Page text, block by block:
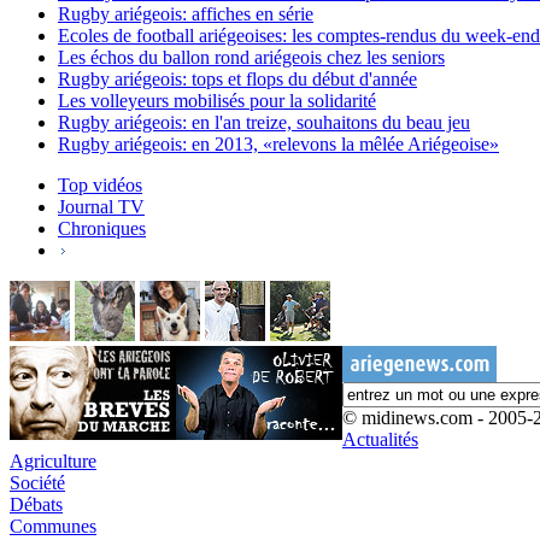
Rugby ariégeois: affiches en série
Ecoles de football ariégeoises: les comptes-rendus du week-end
Les échos du ballon rond ariégeois chez les seniors
Rugby ariégeois: tops et flops du début d'année
Les volleyeurs mobilisés pour la solidarité
Rugby ariégeois: en l'an treize, souhaitons du beau jeu
Rugby ariégeois: en 2013, «relevons la mêlée Ariégeoise»
Top vidéos
Journal TV
Chroniques
© midinews.com - 2005-
Actualités
Agriculture
Société
Débats
Communes